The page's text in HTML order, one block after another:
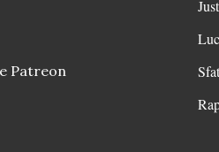
Patreon